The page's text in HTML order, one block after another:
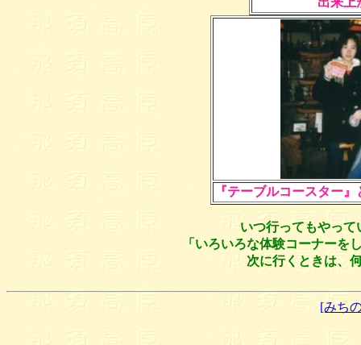
『テーブルコースター
いつ行ってもやっ
「いろいろな体験コーナーを
次に行くときは、
[みち